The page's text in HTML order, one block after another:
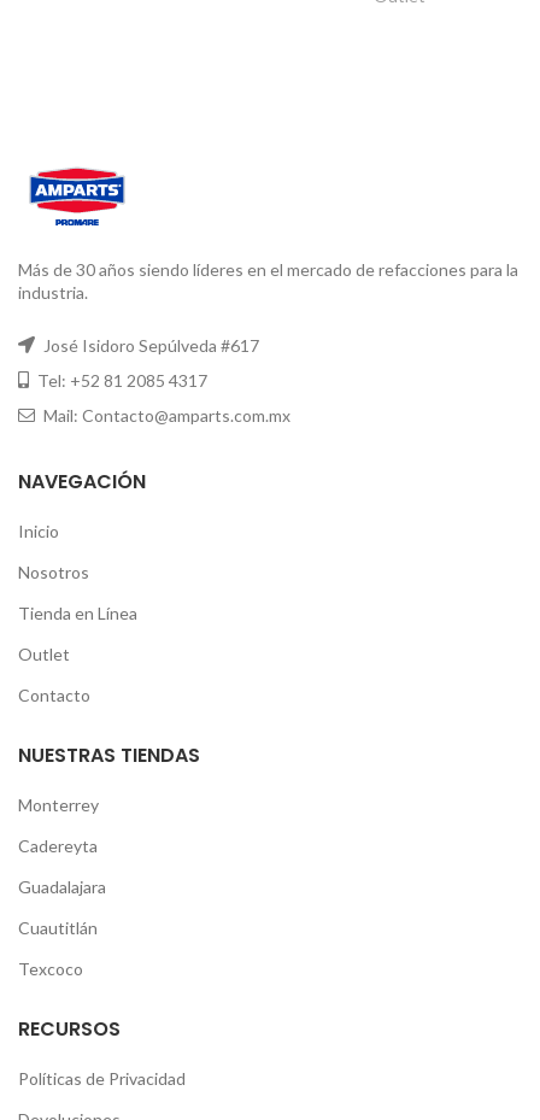
Más de 30 años siendo líderes en el mercado de refacciones para la
industria.
José Isidoro Sepúlveda #617
Tel: +52 81 2085 4317
Mail: Contacto@amparts.com.mx
NAVEGACIÓN
Inicio
Nosotros
Tienda en Línea
Outlet
Contacto
NUESTRAS TIENDAS
Monterrey
Cadereyta
Guadalajara
Cuautitlán
Texcoco
RECURSOS
Políticas de Privacidad